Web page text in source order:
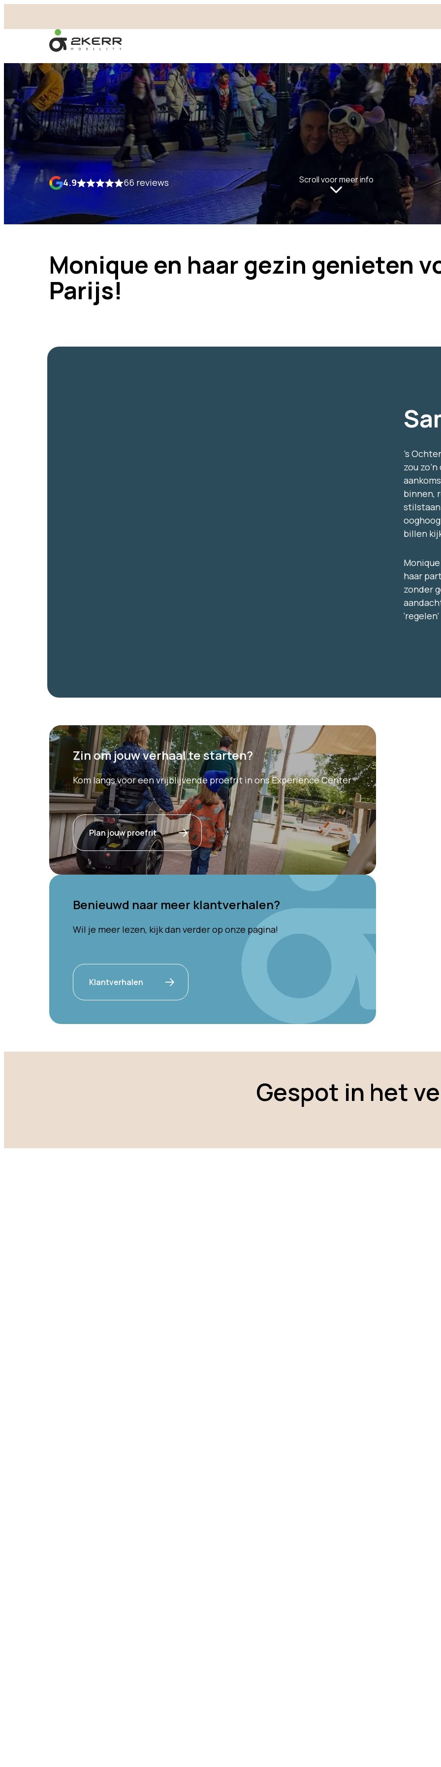
4.9 66 reviews Scroll voor meer info
Monique en haar gezin genieten
Parijs!
’s
zou
binnen,
stilstaan
billen
haar
zonder
Zin om jouw verhaal te starten?
Kom langs voor een vrijblijvende proefrit in ons Experience Center
Plan jouw proefrit
Benieuwd naar meer klantverhalen?
Wil je meer lezen, kijk dan verder op onze pagina!
Klantverhalen
Gespot in het